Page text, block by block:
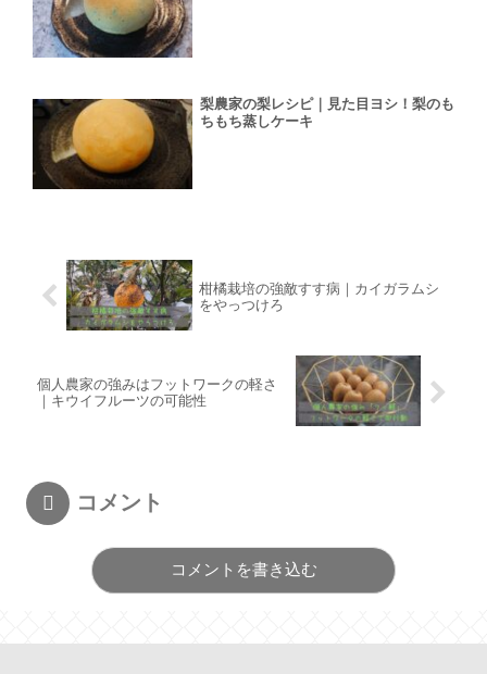
梨農家の梨レシピ｜見た目ヨシ！梨のも
ちもち蒸しケーキ
柑橘栽培の強敵すす病｜カイガラムシ
をやっつけろ
個人農家の強みはフットワークの軽さ
｜キウイフルーツの可能性
コメント
コメントを書き込む